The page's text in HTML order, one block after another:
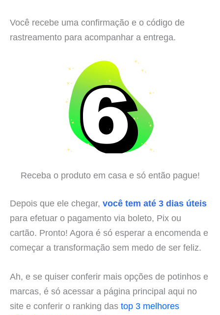
Você recebe uma confirmação e o código de
rastreamento para acompanhar a entrega.
Receba o produto em casa e só então pague!
Depois que ele chegar, você tem até 3 dias úteis
para efetuar o pagamento via boleto, Pix ou
cartão. Pronto! Agora é só esperar a encomenda e
começar a transformação sem medo de ser feliz.
Ah, e se quiser conferir mais opções de potinhos e
marcas, é só acessar a página principal aqui no
site e conferir o ranking das top 3 melhores